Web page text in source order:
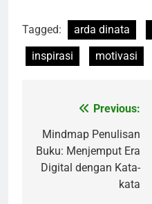
Tagged: arda dinata
inspirasi
motivasi
Navigasi
pos
Previous:
Mindmap Penulisan
Buku: Menjemput Era
Digital dengan Kata-
kata